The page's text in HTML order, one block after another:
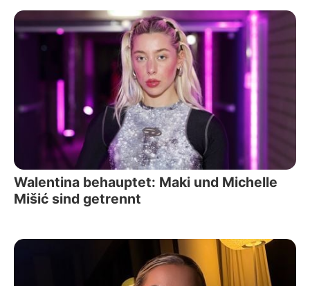
Walentina behauptet: Maki und Michelle
Mišić sind getrennt